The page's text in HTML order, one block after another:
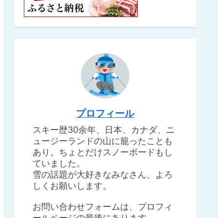
プロフィール
スキー歴30余年、日本、カナダ、ニ
ュージーランドの山に籠ったことも
あり。ちょとだけスノーボードもし
ていました。
雪の話題が大好きなみなさん、よろ
しくお願いします。
お問い合わせフォームは、プロフィ